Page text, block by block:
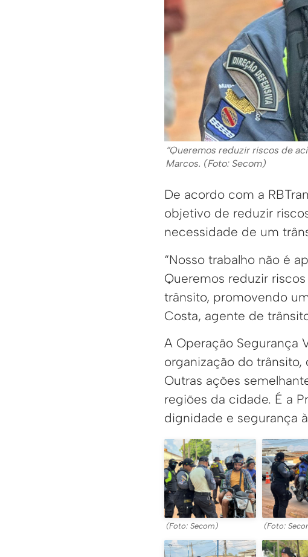
“Queremos reduzir riscos de
Marcos. (Foto: Secom)
De acordo com a
objetivo de reduzir
necessidade de um
“Nosso trabalho não é
Queremos reduzir
trânsito, promovendo
Costa, agente de
A Operação Segurança
organização do
Outras ações
regiões da cidade. É a
dignidade e segurança
(Foto: Secom) (Foto: